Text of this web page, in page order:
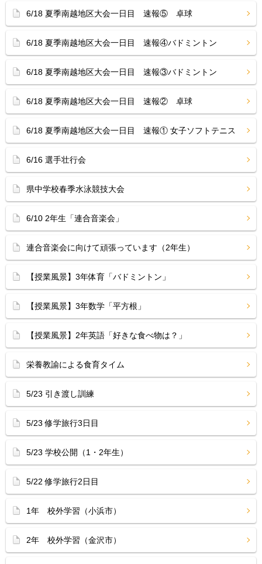
6/18 夏季南越地区大会一日目 速報⑤ 卓球
6/18 夏季南越地区大会一日目 速報④バドミントン
6/18 夏季南越地区大会一日目 速報③バドミントン
6/18 夏季南越地区大会一日目 速報② 卓球
6/18 夏季南越地区大会一日目 速報① 女子ソフトテニス
6/16 選手壮行会
県中学校春季水泳競技大会
6/10 2年生「連合音楽会」
連合音楽会に向けて頑張っています（2年生）
【授業風景】3年体育「バドミントン」
【授業風景】3年数学「平方根」
【授業風景】2年英語「好きな食べ物は？」
栄養教諭による食育タイム
5/23 引き渡し訓練
5/23 修学旅行3日目
5/23 学校公開（1・2年生）
5/22 修学旅行2日目
1年 校外学習（小浜市）
2年 校外学習（金沢市）